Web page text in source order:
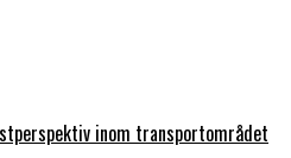
inom transportområdet